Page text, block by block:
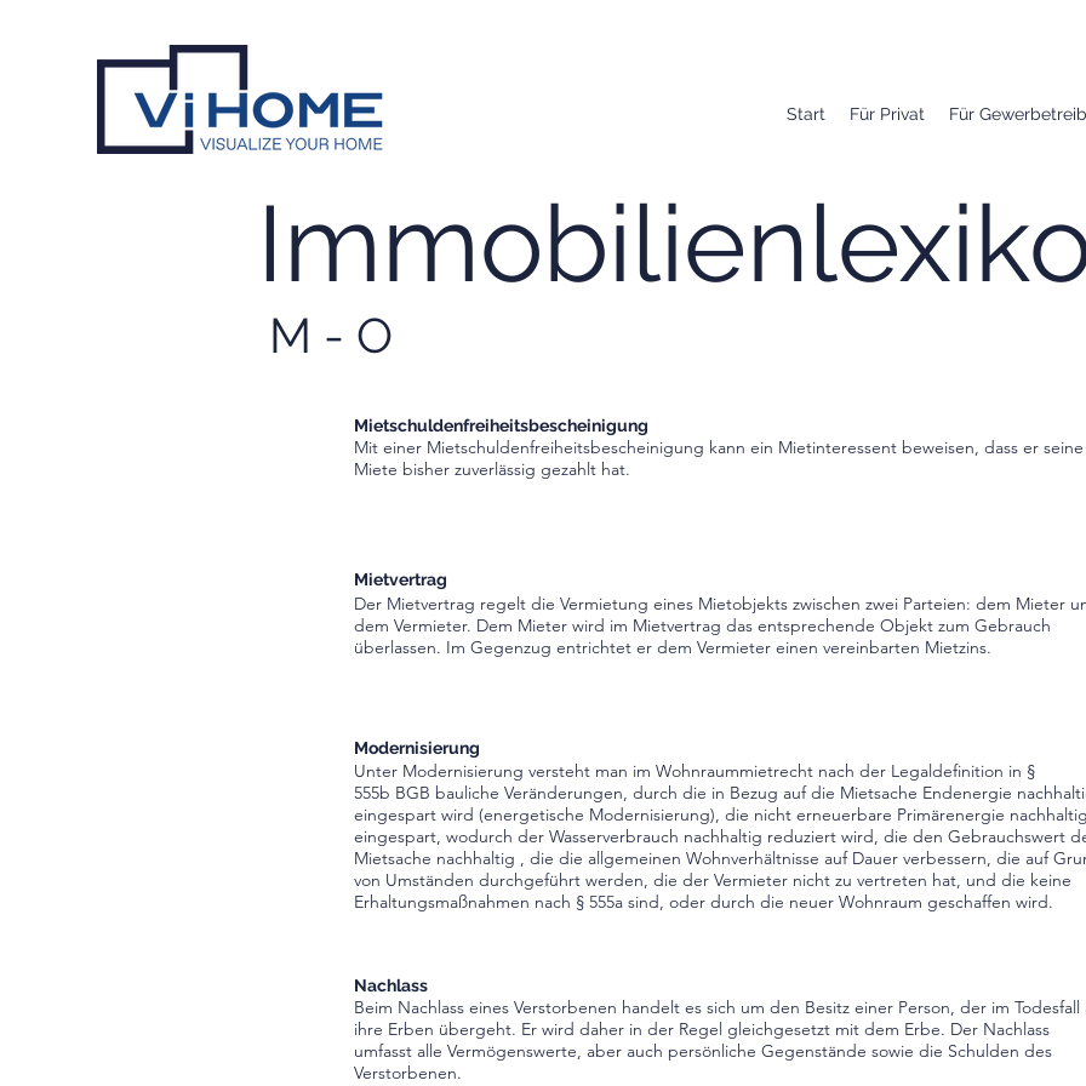
Start Für Privat Für
M - O
Mietschuldenfreiheitsbescheinigung
Mit einer Mietschuldenfreiheitsbescheinigung kann ein Mietinteressent beweisen, dass er seine
Miete bisher zuverlässig gezahlt hat.
Mietvertrag
Der Mietvertrag regelt die Vermietung eines Mietobjekts zwischen zwei Parteien: dem Mieter
dem Vermieter. Dem Mieter wird im Mietvertrag das entsprechende Objekt zum Gebrauch
überlassen. Im Gegenzug entrichtet er dem Vermieter einen vereinbarten Mietzins.
Modernisierung
Unter Modernisierung versteht man im Wohnraummietrecht nach der Legaldefinition in §
555b BGB bauliche Veränderungen, durch die in Bezug auf die Mietsache Endenergie
eingespart wird (energetische Modernisierung), die nicht erneuerbare Primärenergie nachhaltig
eingespart, wodurch der Wasserverbrauch nachhaltig reduziert wird, die den Gebrauchswert
Mietsache nachhaltig , die die allgemeinen Wohnverhältnisse auf Dauer verbessern, die auf
von Umständen durchgeführt werden, die der Vermieter nicht zu vertreten hat, und die keine
Erhaltungsmaßnahmen nach § 555a sind, oder durch die neuer Wohnraum geschaffen wird.
Nachlass
Beim Nachlass eines Verstorbenen handelt es sich um den Besitz einer Person, der im Todesfall
ihre Erben übergeht. Er wird daher in der Regel gleichgesetzt mit dem Erbe. Der Nachlass
umfasst alle Vermögenswerte, aber auch persönliche Gegenstände sowie die Schulden des
Verstorbenen.